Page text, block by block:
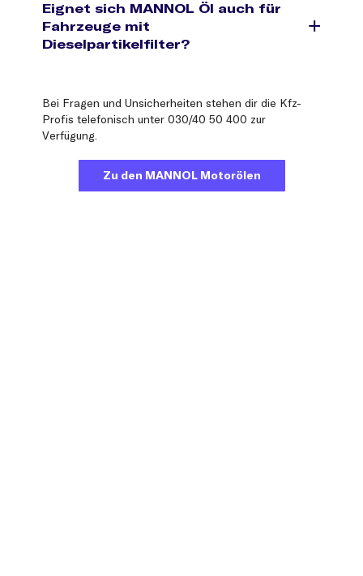
Eignet sich MANNOL Öl auch für
Fahrzeuge mit
Dieselpartikelfilter?
MANNOL Motoröl jetzt bestellen
Bei Fragen und Unsicherheiten stehen dir die Kfz-
Profis telefonisch unter 030/40 50 400 zur
Verfügung.
Zu den MANNOL Motorölen